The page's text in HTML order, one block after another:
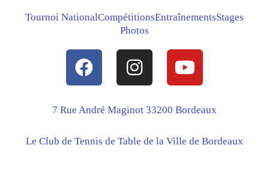
Tournoi NationalCompétitionsEntraînementsStages
Photos
F
a
e
o
I
n
t
g
Y
o
t
b
7 Rue André Maginot 33200 Bordeaux
Le Club de Tennis de Table de la Ville de Bordeaux